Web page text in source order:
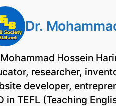
Dr.
Hossein
researcher,
developer,
in TEFL (Teaching